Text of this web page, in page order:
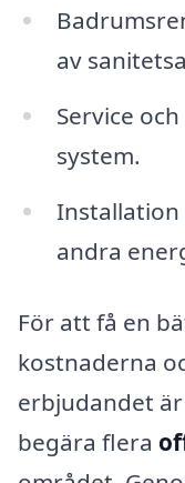
av
Service
system.
Installation
andra
För att få en
kostnaderna
erbjudandet
begära flera